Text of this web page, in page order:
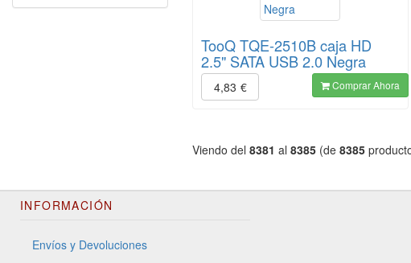
TooQ TQE-2510B caja HD
2.5" SATA USB 2.0 Negra
4,83 € Comprar Ahora
Viendo del 8381 al 8385 (de 8385
INFORMACIÓN
Envíos y Devoluciones